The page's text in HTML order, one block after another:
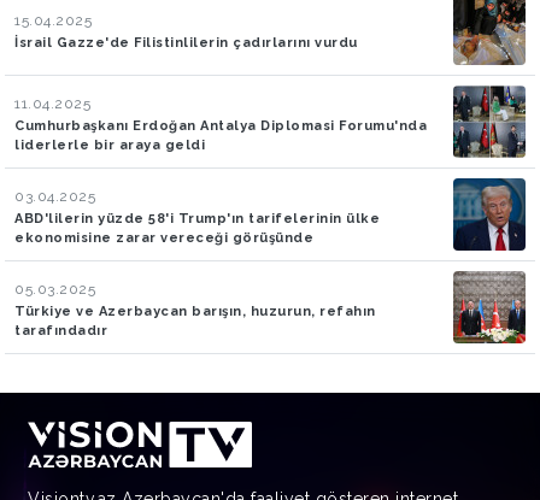
15.04.2025
İsrail Gazze'de Filistinlilerin çadırlarını vurdu
11.04.2025
Cumhurbaşkanı Erdoğan Antalya Diplomasi Forumu'nda
liderlerle bir araya geldi
03.04.2025
ABD'lilerin yüzde 58'i Trump'ın tarifelerinin ülke
ekonomisine zarar vereceği görüşünde
05.03.2025
Türkiye ve Azerbaycan barışın, huzurun, refahın
tarafındadır